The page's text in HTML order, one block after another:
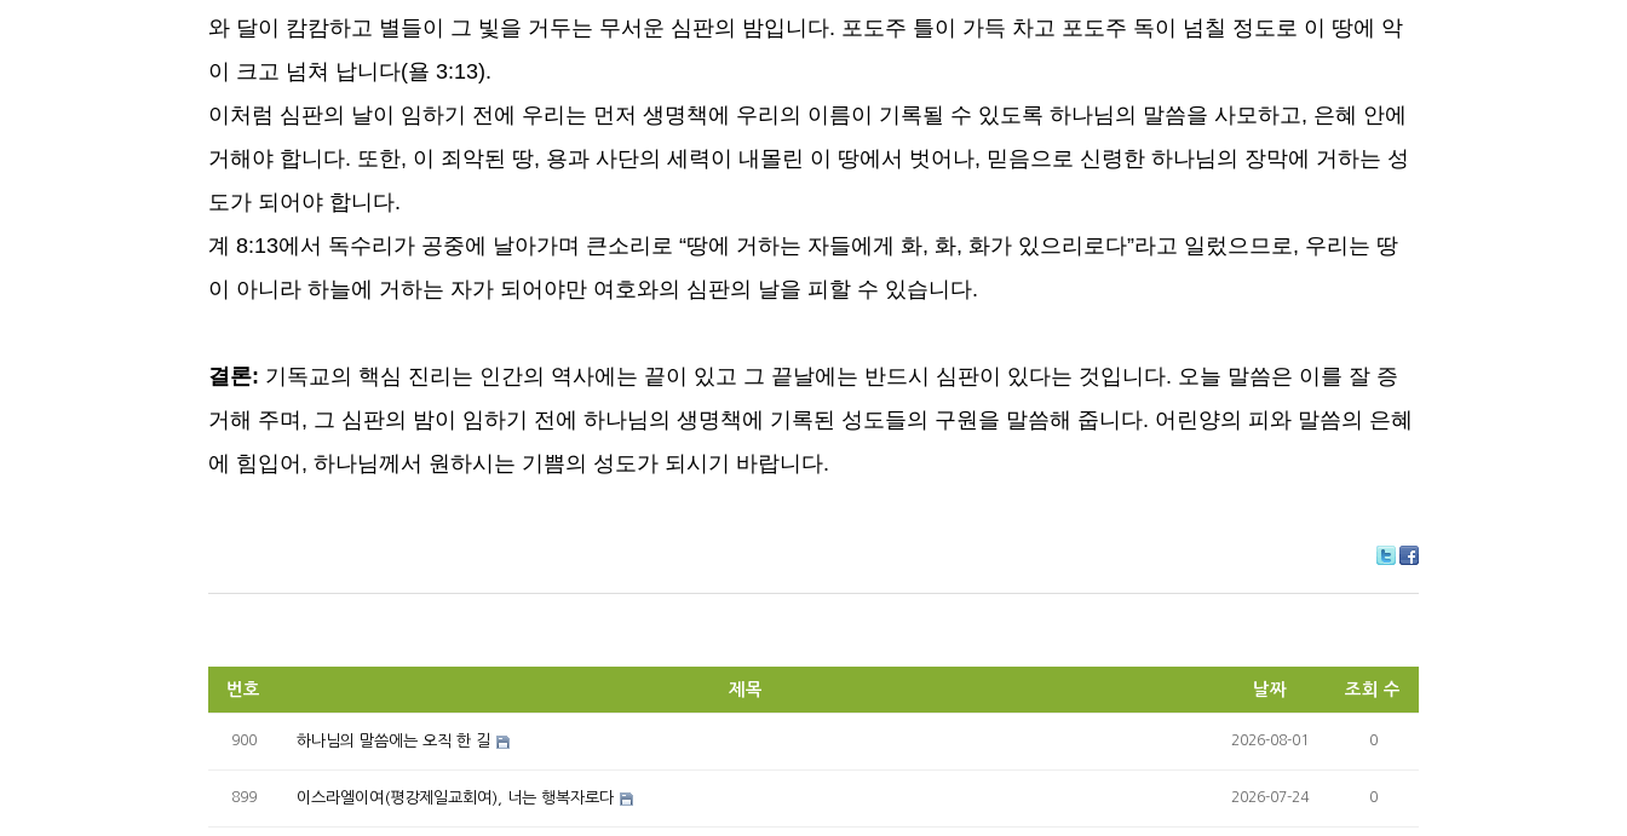
와 달이 캄캄하고 별들이 그 빛을 거두는 무서운 심판의 밤입니다. 포도주 틀이 가득 차고 포도주 독이 넘칠 정도로 이 땅에 악
이 크고 넘쳐 납니다(욜 3:13).
이처럼 심판의 날이 임하기 전에 우리는 먼저 생명책에 우리의 이름이 기록될 수 있도록 하나님의 말씀을 사모하고, 은혜 안에
거해야 합니다. 또한, 이 죄악된 땅, 용과 사단의 세력이 내몰린 이 땅에서 벗어나, 믿음으로 신령한 하나님의 장막에 거하는 성
도가 되어야 합니다.
계 8:13에서 독수리가 공중에 날아가며 큰소리로 “땅에 거하는 자들에게 화, 화, 화가 있으리로다”라고 일렀으므로, 우리는 땅
이 아니라 하늘에 거하는 자가 되어야만 여호와의 심판의 날을 피할 수 있습니다.
결론: 기독교의 핵심 진리는 인간의 역사에는 끝이 있고 그 끝날에는 반드시 심판이 있다는 것입니다. 오늘 말씀은 이를 잘 증
거해 주며 , 그 심판의 밤이 임하기 전에 하나님의 생명책에 기록된 성도들의 구원을 말씀해 줍니다. 어린양의 피와 말씀의 은혜
에 힘입어 , 하나님께서 원하시는 기쁨의 성도가 되시기 바랍니다.
itte ce
번호 제목 날짜 조회 수
900 하나님의 말씀에는 오직 한 길 2026-08-01 0
899 이스라엘이여(평강제일교회여), 너는 행복자로다 2026-07-24 0